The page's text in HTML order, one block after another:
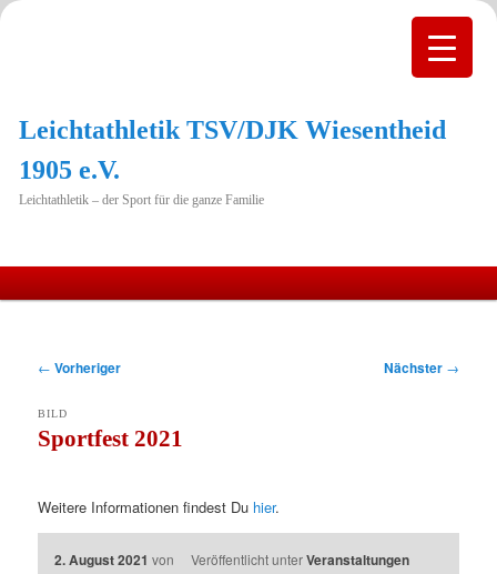
Leichtathletik TSV/DJK Wiesentheid
1905 e.V.
Leichtathletik – der Sport für die ganze Familie
springen
Beitragsnavigation
← Vorheriger Nächster →
Sportfest 2021
BILD
Weitere Informationen findest Du hier.
2. August 2021 von Veröffentlicht unter Veranstaltungen